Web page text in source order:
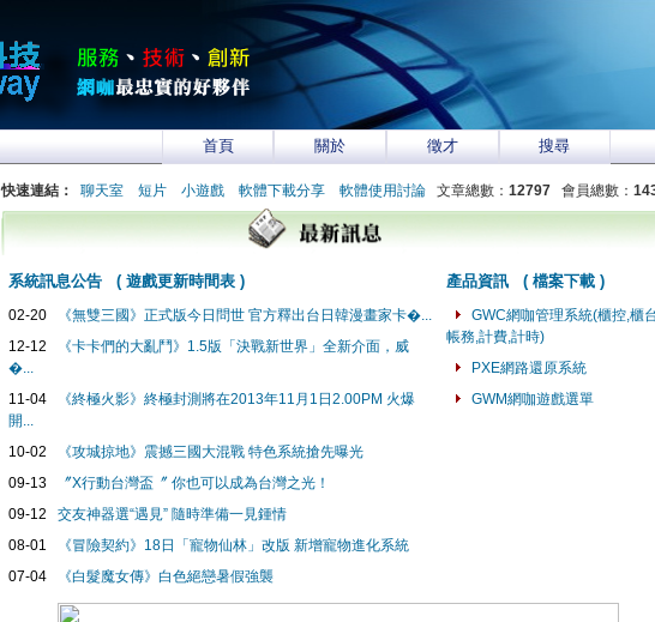
首頁 關於 徵才 搜尋
快速連結： 聊天室 短片 小遊戲 軟體下載分享 軟體使用討論 文章總數： 12797 會員總數：
系統訊息公告 ( 遊戲更新時間表 ) 產品資訊 ( 檔案下載 )
02-20
《無雙三國》正式版今日問世 官方釋出台日韓漫畫家卡�...
12-12
《卡卡們的大亂鬥》1.5版「決戰新世界」全新介面，威
�...
11-04
《終極火影》終極封測將在2013年11月1日2.00PM 火爆
開...
10-02
《攻城掠地》震撼三國大混戰 特色系統搶先曝光
09-13
〞X行動台灣盃〞 你也可以成為台灣之光！
09-12 交友神器選“遇見” 隨時準備一見鍾情
08-01
《冒險契約》18日「寵物仙林」改版 新增寵物進化系統
07-04
《白髮魔女傳》白色絕戀暑假強襲
GWC網咖管理系統(櫃控,櫃
帳務,計費,計時)
PXE網路還原系統
GWM網咖遊戲選單